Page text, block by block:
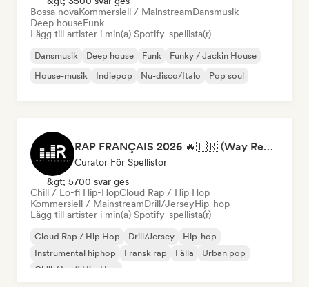
Bossa novaKommersiell / MainstreamDansmusik
Deep houseFunk
Lägg till artister i min(a) Spotify-spellista(r)
Dansmusik Deep house Funk
Funky / Jackin House
House-musik
Indiepop Nu-disco/Italo Pop soul
RAP FRANÇAIS 2026 🔥🇫🇷 (Way Records)
Curator För Spellistor
&gt; 5700 svar ges
Chill / Lo-fi Hip-HopCloud Rap / Hip Hop
Kommersiell / MainstreamDrill/JerseyHip-hop
Lägg till artister i min(a) Spotify-spellista(r)
Cloud Rap / Hip Hop Drill/Jersey
Hip-hop
Instrumental hiphop
Fransk rap Fälla
Urban pop
Chill / Lo-fi Hip-Hop